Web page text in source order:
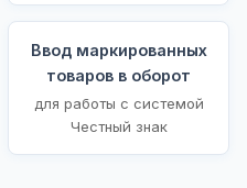
Ввод маркированных
товаров в оборот
для работы с системой
Честный знак